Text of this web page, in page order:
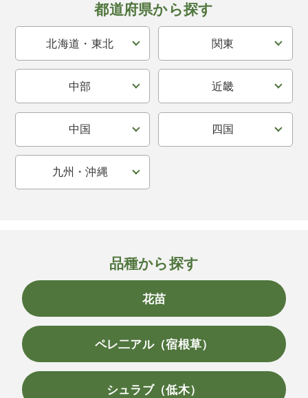
都道府県から探す
北海道・東北 関東
中部 近畿
中国 四国
九州・沖縄
品種から探す
花苗
ペレ二アル（宿根草）
シュラブ（低木）